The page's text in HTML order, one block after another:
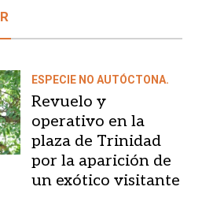
ESPECIE NO AUTÓCTONA.
Revuelo y
operativo en la
plaza de Trinidad
por la aparición de
un exótico visitante